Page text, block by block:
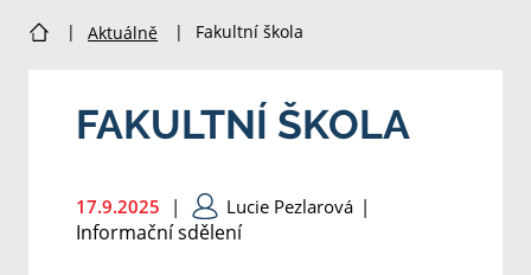
| Aktuálně | Fakultní škola
FAKULTNÍ ŠKOLA
17.9.2025 | Lucie Pezlarová |
Informační sdělení